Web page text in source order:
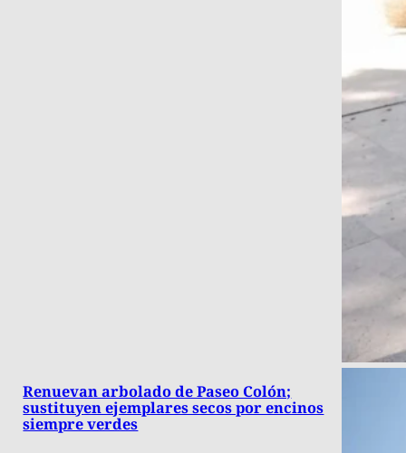
Renuevan arbolado de Paseo Colón;
sustituyen ejemplares secos por encinos
siempre verdes